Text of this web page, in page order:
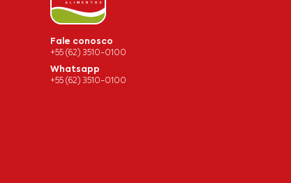
Fale conosco
+55 (62) 3510-0100
Whatsapp
+55 (62) 3510-0100